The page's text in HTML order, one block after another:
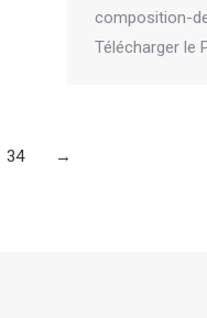
composition-
Télécharger le
34 →